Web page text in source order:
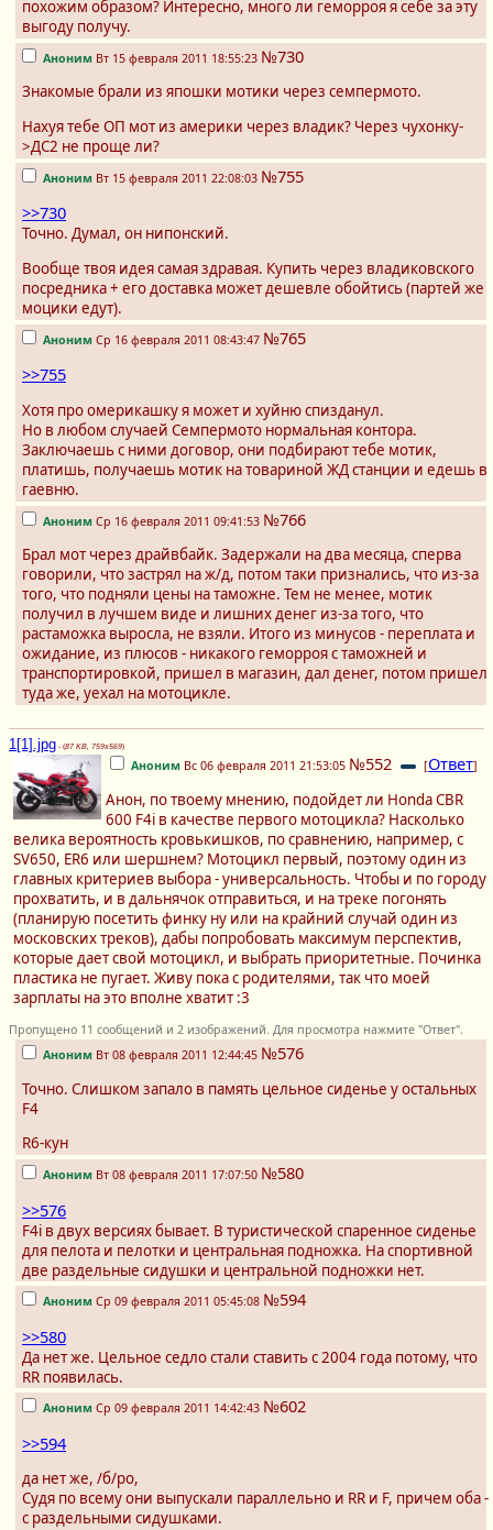
похожим образом? Интересно, много ли геморроя я себе за эту
выгоду получу.
Аноним Вт 15 февраля 2011 18:55:23 №730
Знакомые брали из япошки мотики через семпермото.
Нахуя тебе ОП мот из америки через владик? Через чухонку-
>ДС2 не проще ли?
Аноним Вт 15 февраля 2011 22:08:03 №755
>>730
Точно. Думал, он нипонский.
Вообще твоя идея самая здравая. Купить через владиковского
посредника + его доставка может дешевле обойтись (партей же
моцики едут).
Аноним Ср 16 февраля 2011 08:43:47 №765
>>755
Хотя про омерикашку я может и хуйню спизданул.
Но в любом случаей Семпермото нормальная контора.
Заключаешь с ними договор, они подбирают тебе мотик,
платишь, получаешь мотик на товариной ЖД станции и едешь в
гаевню.
Аноним Ср 16 февраля 2011 09:41:53 №766
Брал мот через драйвбайк. Задержали на два месяца, сперва
говорили, что застрял на ж/д, потом таки признались, что из-за
того, что подняли цены на таможне. Тем не менее, мотик
получил в лучшем виде и лишних денег из-за того, что
растаможка выросла, не взяли. Итого из минусов - переплата и
ожидание, из плюсов - никакого геморроя с таможней и
транспортировкой, пришел в магазин, дал денег, потом пришел
туда же, уехал на мотоцикле.
1[1].jpg - (87 KB, 759x569)
Аноним Вс 06 февраля 2011 21:53:05 №552 [Ответ]
Анон, по твоему мнению, подойдет ли Honda CBR
600 F4i в качестве первого мотоцикла? Насколько
велика вероятность кровькишков, по сравнению, например, с
SV650, ER6 или шершнем? Мотоцикл первый, поэтому один из
главных критериев выбора - универсальность. Чтобы и по городу
прохватить, и в дальнячок отправиться, и на треке погонять
(планирую посетить финку ну или на крайний случай один из
московских треков), дабы попробовать максимум перспектив,
которые дает свой мотоцикл, и выбрать приоритетные. Починка
пластика не пугает. Живу пока с родителями, так что моей
зарплаты на это вполне хватит :3
Пропущено 11 сообщений и 2 изображений. Для просмотра нажмите "Ответ".
Аноним Вт 08 февраля 2011 12:44:45 №576
Точно. Слишком запало в память цельное сиденье у остальных
F4
R6-кун
Аноним Вт 08 февраля 2011 17:07:50 №580
>>576
F4i в двух версиях бывает. В туристической спаренное сиденье
для пелота и пелотки и центральная подножка. На спортивной
две раздельные сидушки и центральной подножки нет.
Аноним Ср 09 февраля 2011 05:45:08 №594
>>580
Да нет же. Цельное седло стали ставить с 2004 года потому, что
RR появилась.
Аноним Ср 09 февраля 2011 14:42:43 №602
>>594
да нет же, /б/ро,
Судя по всему они выпускали параллельно и RR и F, причем оба -
с раздельными сидушками.